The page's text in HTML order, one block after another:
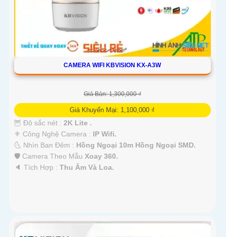
CAMERA WIFI KBVISION KX-A3W
Giá Bán: 1,300,000 ₫
Giá Khuyến Mại: 1,100,000 ₫
🦉 Độ sắc nét : 2K Lite .
⚜️ Công Nghệ Camera : IP Wifi.
🌜 Nhìn Ban Đêm : Hồng Ngoại 10m Hồng Ngoại SMD.
🛡 Camera Theo Mẫu Xoay 360.
️🔈 Tích Hợp : Thu Âm Và Loa.